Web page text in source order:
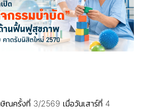
ณครั้งที่ 3/2569 เมื่อวันเสาร์ที่ 4